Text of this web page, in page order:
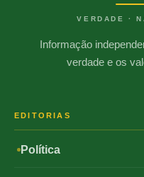
VERDADE ·
Informação
verdade e os
EDITORIAS
Política